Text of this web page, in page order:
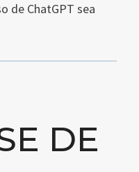
de ChatGPT sea
DE